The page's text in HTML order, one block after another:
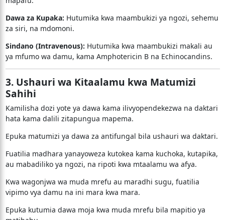
Dawa za Kupaka: Hutumika kwa maambukizi ya ngozi, sehemu
za siri, na mdomoni.
Sindano (Intravenous): Hutumika kwa maambukizi makali au
ya mfumo wa damu, kama Amphotericin B na Echinocandins.
3. Ushauri wa Kitaalamu kwa Matumizi
Sahihi
Kamilisha dozi yote ya dawa kama ilivyopendekezwa na daktari
hata kama dalili zitapungua mapema.
Epuka matumizi ya dawa za antifungal bila ushauri wa daktari.
Fuatilia madhara yanayoweza kutokea kama kuchoka, kutapika,
au mabadiliko ya ngozi, na ripoti kwa mtaalamu wa afya.
Kwa wagonjwa wa muda mrefu au maradhi sugu, fuatilia
vipimo vya damu na ini mara kwa mara.
Epuka kutumia dawa moja kwa muda mrefu bila mapitio ya